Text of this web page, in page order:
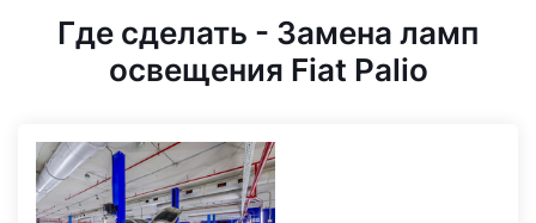
Где сделать - Замена ламп
освещения Fiat Palio